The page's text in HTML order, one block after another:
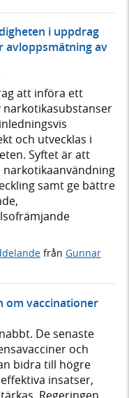
i uppdrag
avloppsmätning av
att införa ett
narkotikasubstanser
och utvecklas i
Syftet är att
narkotikaanvändning
samt ge bättre
från Gunnar
om vaccinationer
De senaste
och
bidra till högre
insatser,